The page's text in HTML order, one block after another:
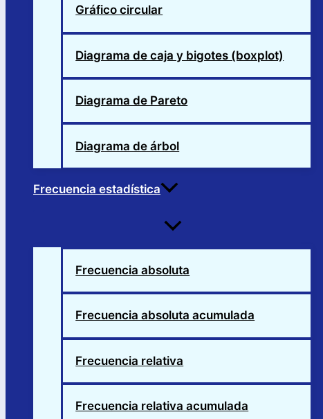
Gráfico circular
Diagrama de caja y bigotes (boxplot)
Diagrama de Pareto
Diagrama de árbol
Frecuencia estadística
Alternar
Frecuencia absoluta
Frecuencia absoluta acumulada
Frecuencia relativa
Frecuencia relativa acumulada